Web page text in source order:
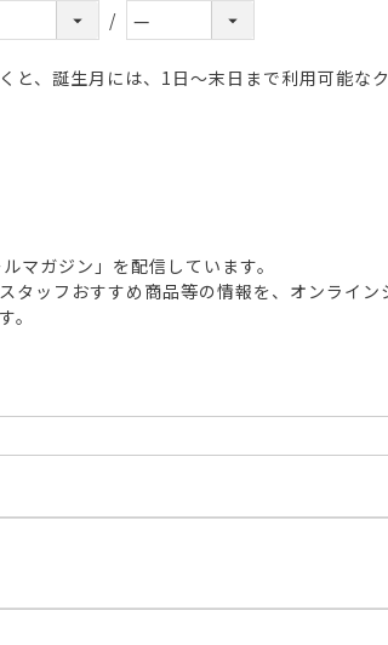
と、誕生月には、1日～末日まで利用可能な
マガジン」を配信しています。
タッフおすすめ商品等の情報を、オンライン
。